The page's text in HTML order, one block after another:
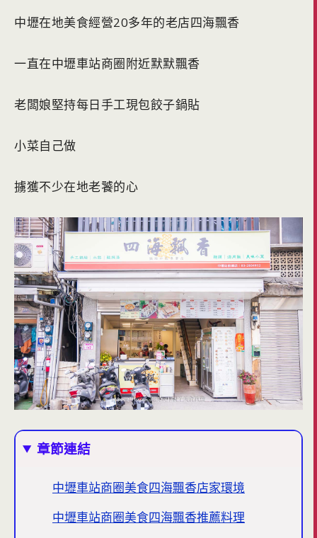
中壢在地美食經營20多年的老店四海飄香
一直在中壢車站商圈附近默默飄香
老闆娘堅持每日手工現包餃子鍋貼
小菜自己做
擄獲不少在地老饕的心
章節連結
中壢車站商圈美食四海飄香店家環境
中壢車站商圈美食四海飄香推薦料理